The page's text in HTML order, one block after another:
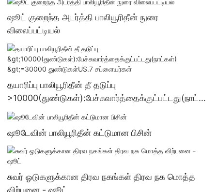
ஷூட் குறைந்த அடர்த்தி பாலியூரிதீன் நுரை
விலைப்பட்டியல்
தயாரிப்பு பாலியூரிதீன் தீ தடுப்பு
>10000(துண்டுகள்):பேச்சுவார்த்தைக்குட்பட்டது(நாட்க
ள்) >=30000 துண்டுகள்US.7 சப்ளையர்கள்
ஷூடேவின் பாலியூரிதீன் கட்டுமான பிசின்
சுவர் ஓடுகளுக்கான திரவ நகங்கள் திரவ நக மொத்த